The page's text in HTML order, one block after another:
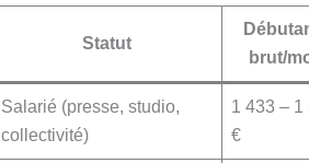
Statut
brut/
Salarié (presse, studio,
collectivité)
1 433 – 1
€